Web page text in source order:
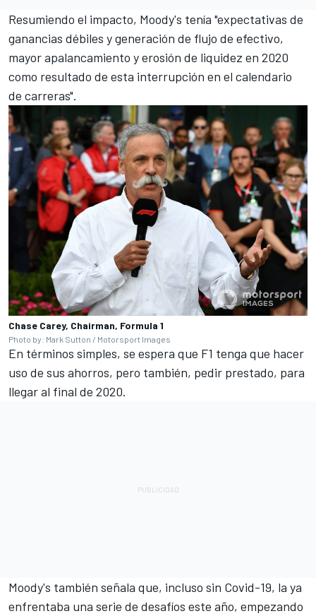
Resumiendo el impacto, Moody's tenía "expectativas de
ganancias débiles y generación de flujo de efectivo,
mayor apalancamiento y erosión de liquidez en 2020
como resultado de esta interrupción en el calendario
de carreras".
Chase Carey, Chairman, Formula 1
Photo by: Mark Sutton / Motorsport Images
En términos simples, se espera que F1 tenga que hacer
uso de sus ahorros, pero también, pedir prestado, para
llegar al final de 2020.
Moody's también señala que, incluso sin Covid-19, la ya
enfrentaba una serie de desafíos este año, empezando